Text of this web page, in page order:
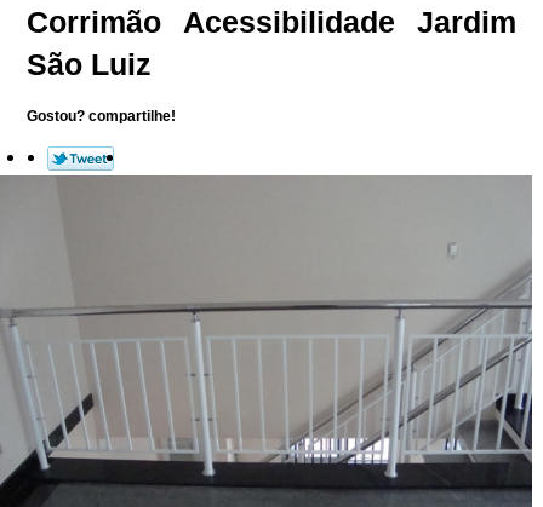
Corrimão Acessibilidade Jardim
São Luiz
Gostou? compartilhe!